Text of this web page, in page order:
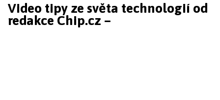
Video tipy ze světa technologií od
redakce Chip.cz –